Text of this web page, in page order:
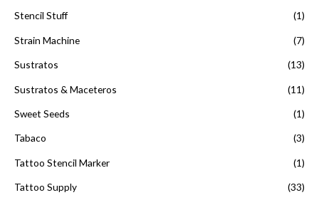
Stencil Stuff (1)
Strain Machine (7)
Sustratos (13)
Sustratos & Maceteros (11)
Sweet Seeds (1)
Tabaco (3)
Tattoo Stencil Marker (1)
Tattoo Supply (33)